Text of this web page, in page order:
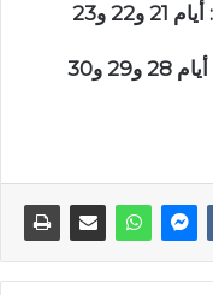
– الجولة الأولى من دوري المجموعات: أيام 21 و22 و23
– الجولة الثانية من دوري المجموعات: أيام 28 و29 و30